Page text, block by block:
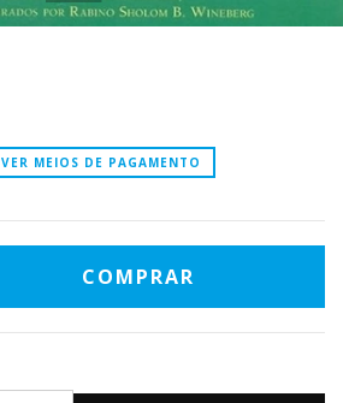
VER MEIOS DE PAGAMENTO